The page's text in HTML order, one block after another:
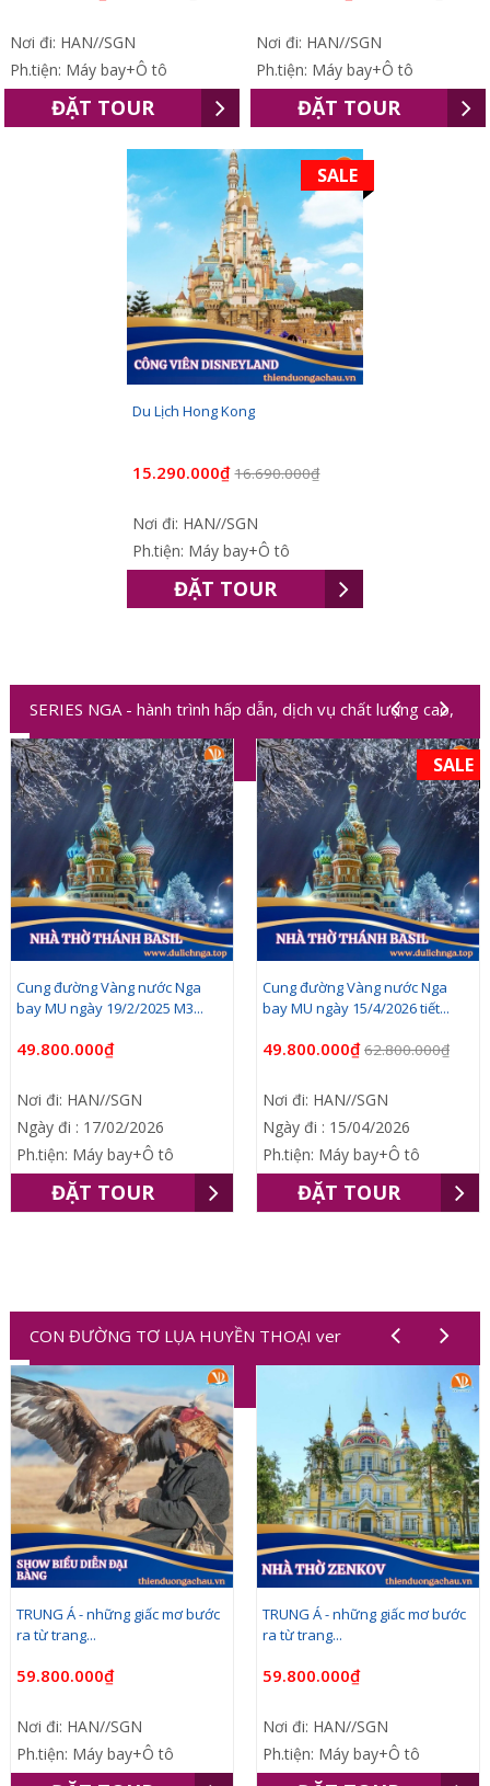
Nơi đi: HAN//SGN
Ph.tiện: Máy bay+Ô tô
ĐẶT TOUR
Nơi đi: HAN//SGN
Ph.tiện: Máy bay+Ô tô
ĐẶT TOUR
SALE
Du Lịch Hong Kong
15.290.000₫16.690.000₫
Nơi đi: HAN//SGN
Ph.tiện: Máy bay+Ô tô
ĐẶT TOUR
SERIES NGA - hành trình hấp dẫn, dịch vụ chất lượng cao,
trải nghiệm độc đáo
Cung đường Vàng nước Nga
bay MU ngày 19/2/2025 M3...
49.800.000₫
Nơi đi: HAN//SGN
Ngày đi : 17/02/2026
Ph.tiện: Máy bay+Ô tô
ĐẶT TOUR
SALE
Cung đường Vàng nước Nga
bay MU ngày 15/4/2026 tiết...
49.800.000₫62.800.000₫
Nơi đi: HAN//SGN
Ngày đi : 15/04/2026
Ph.tiện: Máy bay+Ô tô
ĐẶT TOUR
CON ĐƯỜNG TƠ LỤA HUYỀN THOẠI ver
1,2,3,4,5,6,7,8,9,10
TRUNG Á - những giấc mơ bước
ra từ trang...
59.800.000₫
Nơi đi: HAN//SGN
Ph.tiện: Máy bay+Ô tô
TRUNG Á - những giấc mơ bước
ra từ trang...
59.800.000₫
Nơi đi: HAN//SGN
Ph.tiện: Máy bay+Ô tô